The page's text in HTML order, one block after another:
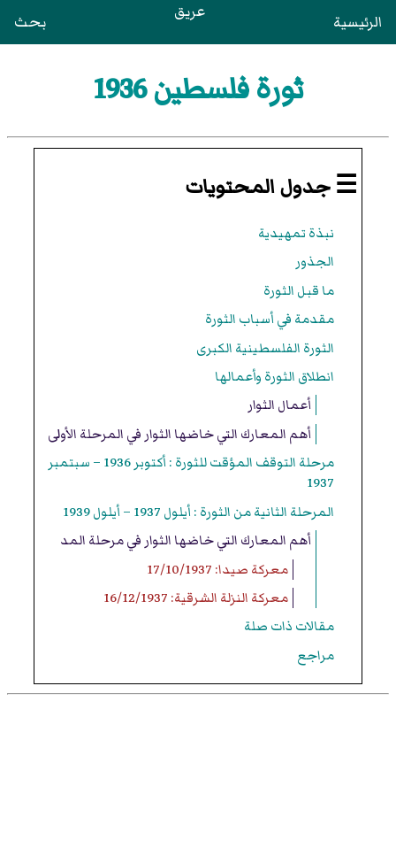
الرئيسية عريق بحث
ثورة فلسطين 1936
☰ جدول المحتويات
نبذة تمهيدية
الجذور
ما قبل الثورة
مقدمة في أسباب الثورة
الثورة الفلسطينية الكبرى
انطلاق الثورة وأعمالها
أعمال الثوار
أهم المعارك التي خاضها الثوار في المرحلة الأولى
مرحلة التوقف المؤقت للثورة : أكتوبر 1936 – سبتمبر
1937
المرحلة الثانية من الثورة : أيلول 1937 – أيلول 1939
أهم المعارك التي خاضها الثوار في مرحلة المد
معركة صيدا: 17/10/1937
معركة النزلة الشرقية: 16/12/1937
مقالات ذات صلة
مراجع